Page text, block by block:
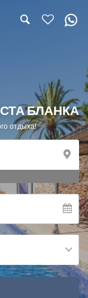
БЛАНКА
отдыха!